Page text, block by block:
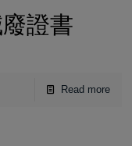
證書
Read more